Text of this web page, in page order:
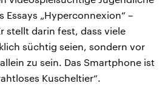
Essays „Hyperconnexion“ –
stellt darin fest, dass viele
süchtig seien, sondern vor
zu sein. Das Smartphone ist
Kuscheltier“.